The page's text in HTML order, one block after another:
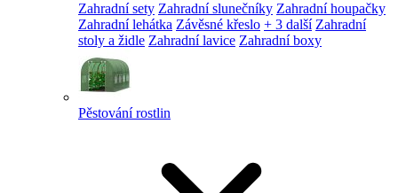
Zahradní sety Zahradní slunečníky Zahradní houpačky
Zahradní lehátka Závěsné křeslo + 3 další Zahradní
stoly a židle Zahradní lavice Zahradní boxy
Pěstování rostlin